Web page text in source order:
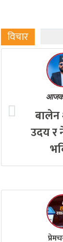
विचार
बालेन
उदय र